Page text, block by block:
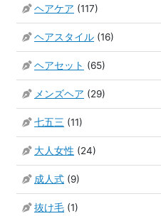
ヘアケア (117)
ヘアスタイル (16)
ヘアセット (65)
メンズヘア (29)
七五三 (11)
大人女性 (24)
成人式 (9)
抜け毛 (1)